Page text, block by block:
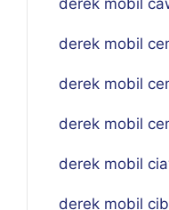
derek mobil
derek mobil
derek mobil
derek mobil
derek mobil
derek mobil